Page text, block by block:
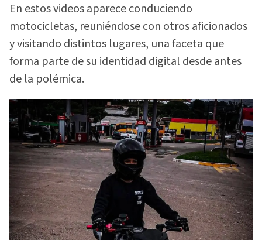
En estos videos aparece conduciendo
motocicletas, reuniéndose con otros aficionados
y visitando distintos lugares, una faceta que
forma parte de su identidad digital desde antes
de la polémica.